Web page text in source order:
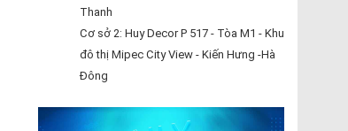
Thanh
Cơ sở 2: Huy Decor P 517 - Tòa M1 - Khu
đô thị Mipec City View - Kiến Hưng -Hà
Đông